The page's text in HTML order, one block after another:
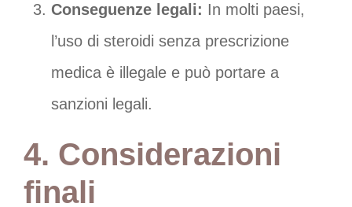
Conseguenze legali: In molti paesi,
l’uso di steroidi senza prescrizione
medica è illegale e può portare a
sanzioni legali.
4. Considerazioni
finali